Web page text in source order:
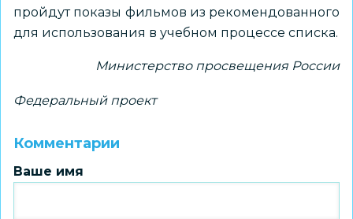
пройдут показы фильмов из рекомендованного
для использования в учебном процессе списка.
Министерство просвещения России
Федеральный проект
Комментарии
Ваше имя